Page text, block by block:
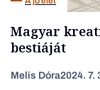
Magyar
bestiáját
Melis Dóra2024. 7.